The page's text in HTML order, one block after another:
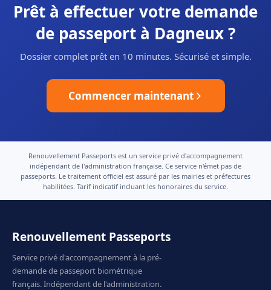
Prêt à effectuer votre demande
de passeport à Dagneux ?
Dossier complet prêt en 10 minutes. Sécurisé et simple.
Commencer maintenant
Renouvellement Passeports est un service privé d'accompagnement
indépendant de l'administration française. Ce service n'émet pas de
passeports. Le traitement officiel est assuré par les mairies et préfectures
habilitées. Tarif indicatif incluant les honoraires du service.
Renouvellement Passeports
Service privé d'accompagnement à la pré-
demande de passeport biométrique
français. Indépendant de l'administration.